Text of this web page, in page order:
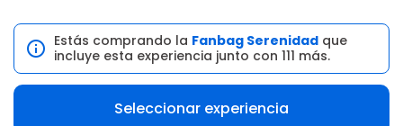
Estás comprando la Fanbag Serenidad que
incluye esta experiencia junto con 111 más.
Seleccionar experiencia